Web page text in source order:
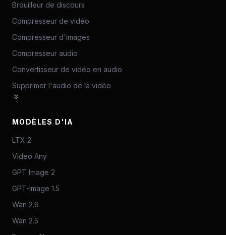
Brouilleur de discours
Compresseur de vidéo
Compresseur d'images
Compresseur audio
Convertisseur de vidéo en audio
Supprimer l'audio de la vidéo
MODÈLES D'IA
LTX 2
Video Any
GPT Image 2
GPT-Image 1.5
Wan 2.6
Wan 2.5